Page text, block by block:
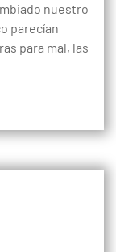
nuestro
parecían
para mal, las